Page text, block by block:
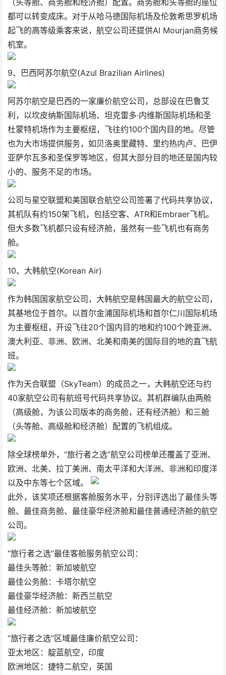
（头等舱、商务舱和经济舱）配置。商务舱和头等舱的座位
都可以转变成床。对于从哈马德国际机场及伦敦希思罗机场
起飞的高等级乘客来说，航空公司还提供Al Mourjan商务候
机室。
9、巴西阿苏尔航空(Azul Brazilian Airlines)
阿苏尔航空是巴西的一家廉价航空公司，总部设在巴鲁艾
利，以坎皮纳斯国际机场、坦克雷多·内维斯国际机场和圣
杜蒙特机场作为主要枢纽，飞往约100个​​国内目的地。尽管
也为大市场提供服务，如贝洛奥里藏特、里约热内卢、巴伊
亚萨尔瓦多和圣保罗等地区，但其大部分目的地还是国内较
小的、服务不足的市场。
公司与星空联盟和美国联合航空公司签署了代码共享协议，
其机队有约150架飞机，包括空客、ATR和Embraer飞机。
但大多数飞机都只设有经济舱，虽然有一些飞机也有商务
舱。
10、大韩航空(Korean Air)
作为韩国国家航空公司，大韩航空是韩国最大的航空公司，
其基地位于首尔。以首尔金浦国际机场和首尔仁川国际机场
为主要枢纽，开设飞往20个国内目的地和约100个跨亚洲、
澳大利亚、非洲、欧洲、北美和南美的国际目的地的直飞航
班。
作为天合联盟（SkyTeam）的成员之一，大韩航空还与约
40家航空公司有航班号代码共享协议。其机群编队由两舱
（高级舱，为该公司版本的商务舱，还有经济舱）和三舱
（头等舱、高级舱和经济舱）配置的飞机组成。
除全球榜单外，“旅行者之选”航空公司榜单还覆盖了亚洲、
欧洲、北美、拉丁美洲、南太平洋和大洋洲、非洲和印度洋
以及中东等七个区域。
此外，该奖项还根据客舱服务水平，分别评选出了最佳头等
舱、最佳商务舱、最佳豪华经济舱和最佳普通经济舱的航空
公司。
“旅行者之选”最佳客舱服务航空公司：
最佳头等舱：新加坡航空
最佳公务舱：卡塔尔航空
最佳豪华经济舱：新西兰航空
最佳经济舱：新加坡航空
“旅行者之选”区域最佳廉价航空公司：
亚太地区：靛蓝航空，印度
欧洲地区：捷特二航空，英国